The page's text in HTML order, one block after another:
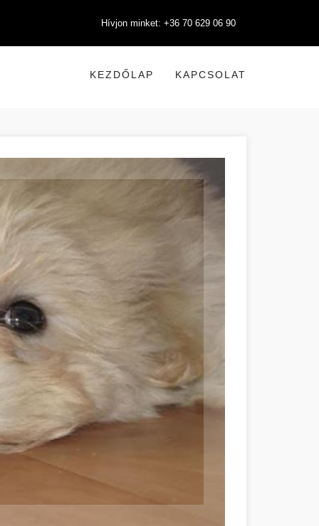
Hívjon minket: +36 70 629 06 90
KEZDŐLAP KAPCSOLAT